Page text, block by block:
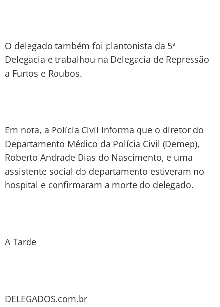
O delegado também foi plantonista da 5ª
Delegacia e trabalhou na Delegacia de Repressão
a Furtos e Roubos.
Em nota, a Polícia Civil informa que o diretor do
Departamento Médico da Polícia Civil (Demep),
Roberto Andrade Dias do Nascimento, e uma
assistente social do departamento estiveram no
hospital e confirmaram a morte do delegado.
A Tarde
DELEGADOS.com.br